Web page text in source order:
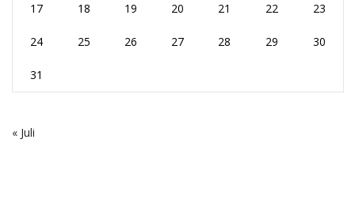
17 18 19 20 21 22 23
24 25 26 27 28 29 30
31
« Juli